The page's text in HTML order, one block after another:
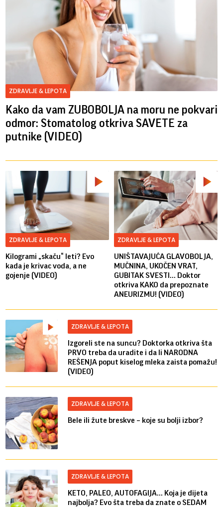
ZDRAVLJE & LEPOTA
Kako da vam ZUBOBOLJA na moru ne pokvari
odmor: Stomatolog otkriva SAVETE za
putnike (VIDEO)
ZDRAVLJE & LEPOTA
Kilogrami „skaču“ leti? Evo
kada je krivac voda, a ne
gojenje (VIDEO)
ZDRAVLJE & LEPOTA
UNIŠTAVAJUĆA GLAVOBOLJA,
MUČNINA, UKOČEN VRAT,
GUBITAK SVESTI... Doktor
otkriva KAKO da prepoznate
ANEURIZMU! (VIDEO)
ZDRAVLJE & LEPOTA
Izgoreli ste na suncu? Doktorka otkriva šta
PRVO treba da uradite i da li NARODNA
REŠENJA poput kiselog mleka zaista pomažu!
(VIDEO)
ZDRAVLJE & LEPOTA
Bele ili žute breskve – koje su bolji izbor?
ZDRAVLJE & LEPOTA
KETO, PALEO, AUTOFAGIJA... Koja je dijeta
najbolja? Evo šta treba da znate o SEDAM